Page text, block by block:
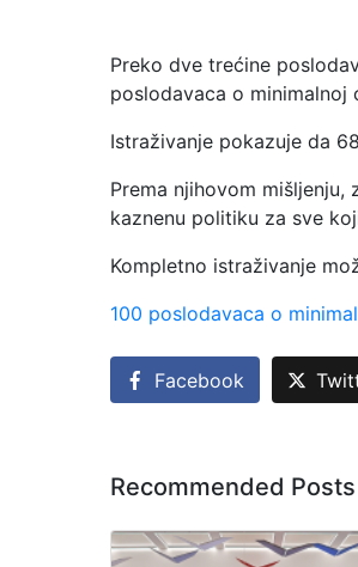
Preko dve trećine
poslodavaca o minimalnoj
Istraživanje pokazuje da
Prema njihovom
kaznenu politiku za sve
Kompletno istraživanje
100 poslodavaca o
Facebook
Recommended Posts